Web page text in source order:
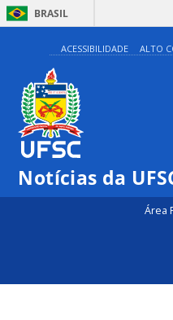
BRASIL
ACESSIBILIDADE ALTO
Notícias da
Área